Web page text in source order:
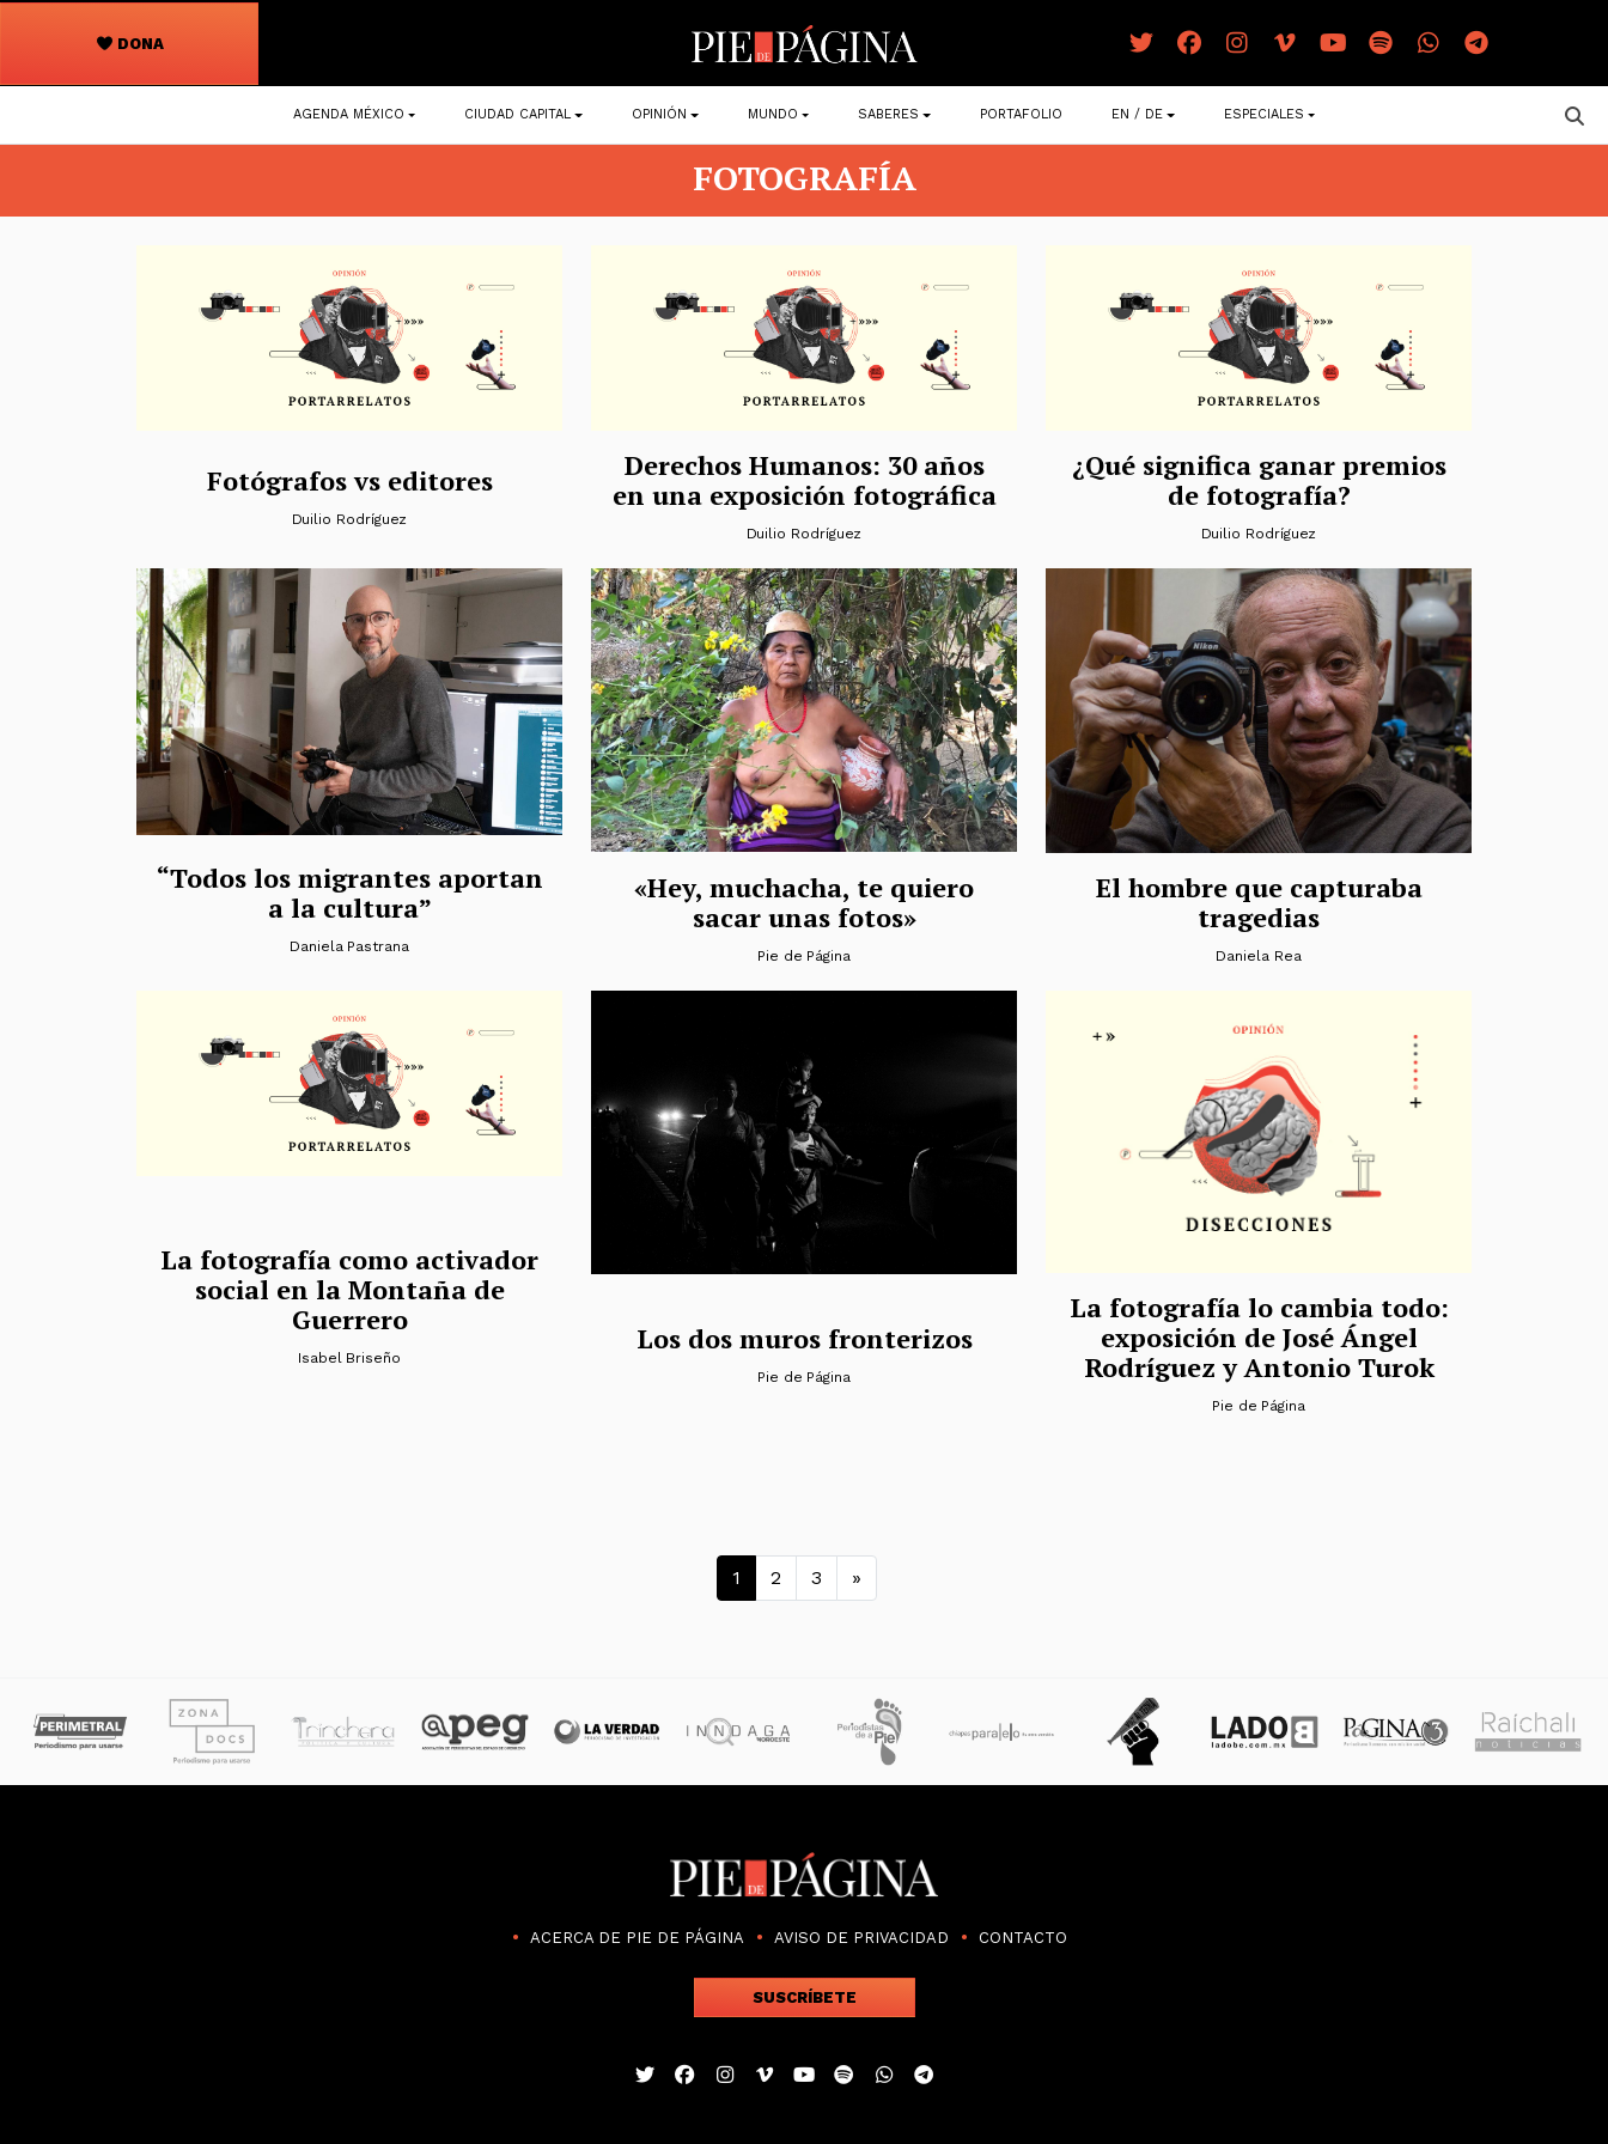
DONA
Navegación
principal
AGENDA MÉXICO CIUDAD CAPITAL OPINIÓN MUNDO SABERES PORTAFOLIO EN / DE ESPECIALES
FOTOGRAFÍA
Fotógrafos vs editores
Duilio Rodríguez
Derechos Humanos: 30 años
en una exposición fotográfica
Duilio Rodríguez
¿Qué significa ganar premios
de fotografía?
Duilio Rodríguez
“Todos los migrantes aportan
a la cultura”
Daniela Pastrana
«Hey, muchacha, te quiero
sacar unas fotos»
Pie de Página
El hombre que capturaba
tragedias
Daniela Rea
La fotografía como activador
social en la Montaña de
Guerrero
Isabel Briseño
Los dos muros fronterizos
Pie de Página
La fotografía lo cambia todo:
exposición de José Ángel
Rodríguez y Antonio Turok
Pie de Página
Navegación de entradas
1 2 3 »
ACERCA DE PIE DE PÁGINA AVISO DE PRIVACIDAD CONTACTO
SUSCRÍBETE